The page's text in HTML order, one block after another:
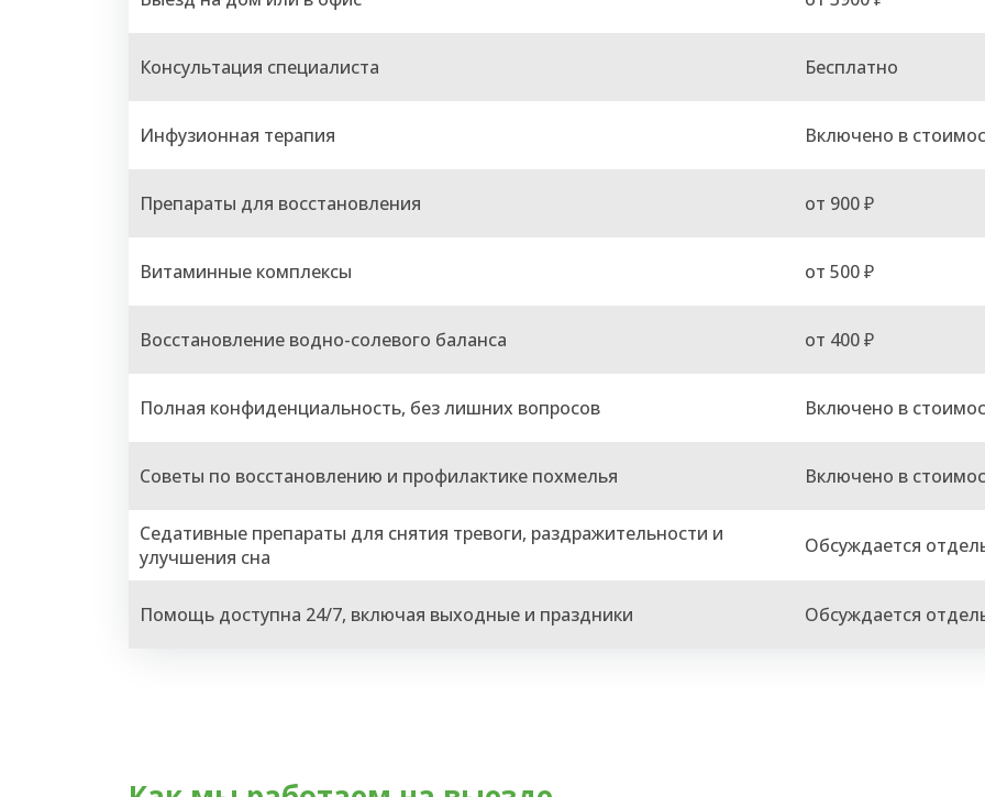
Консультация специалиста Бесплатно
Инфузионная терапия Включено в
Препараты для восстановления от 900 ₽
Витаминные комплексы от 500 ₽
Восстановление водно-солевого баланса от 400 ₽
Полная конфиденциальность, без лишних вопросов Включено в
Советы по восстановлению и профилактике похмелья Включено в
Седативные препараты для снятия тревоги, раздражительности и
улучшения сна
Обсуждается
Помощь доступна 24/7, включая выходные и праздники Обсуждается